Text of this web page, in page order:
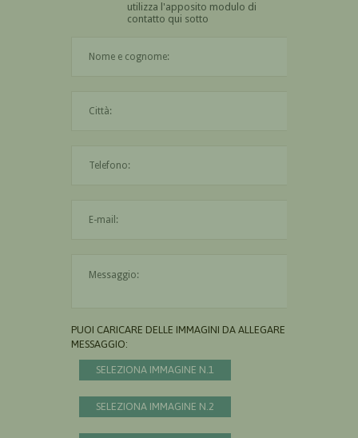
utilizza l'apposito modulo di
contatto qui sotto
PUOI CARICARE DELLE IMMAGINI DA ALLEGARE AL
MESSAGGIO:
SELEZIONA IMMAGINE N.1
SELEZIONA IMMAGINE N.2